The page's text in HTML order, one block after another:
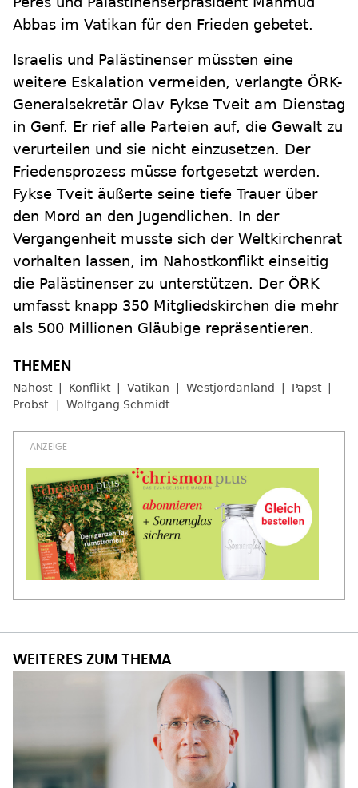
Abbas im Vatikan für den Frieden gebetet.
Israelis und Palästinenser müssten eine
weitere Eskalation vermeiden, verlangte ÖRK-
Generalsekretär Olav Fykse Tveit am Dienstag
in Genf. Er rief alle Parteien auf, die Gewalt zu
verurteilen und sie nicht einzusetzen. Der
Friedensprozess müsse fortgesetzt werden.
Fykse Tveit äußerte seine tiefe Trauer über
den Mord an den Jugendlichen. In der
Vergangenheit musste sich der Weltkirchenrat
vorhalten lassen, im Nahostkonflikt einseitig
die Palästinenser zu unterstützen. Der ÖRK
umfasst knapp 350 Mitgliedskirchen die mehr
als 500 Millionen Gläubige repräsentieren.
Nahost Konflikt Vatikan Westjordanland
Papst
Probst
Wolfgang Schmidt
WEITERES ZUM THEMA